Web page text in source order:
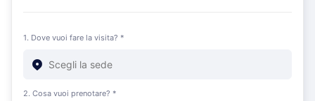
1. Dove vuoi fare la visita? *
2. Cosa vuoi prenotare? *